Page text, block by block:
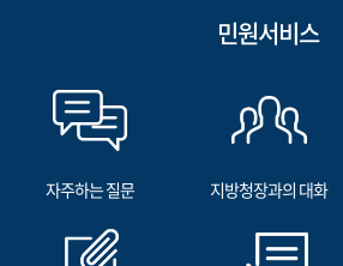
민원서비스
자주하는 질문 지방청장과의 대화